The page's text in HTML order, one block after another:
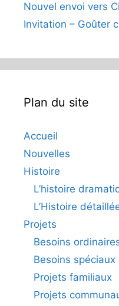
Nouvel envoi vers
Invitation – Goûter
Plan du site
Accueil
Nouvelles
Histoire
L’histoire
L’Histoire
Projets
Besoins
Besoins spéciaux
Projets familiaux
Projets